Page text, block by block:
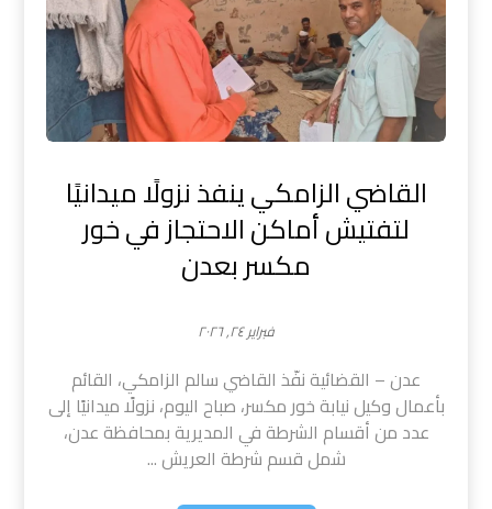
القاضي الزامكي ينفذ نزولًا ميدانيًا
لتفتيش أماكن الاحتجاز في خور
مكسر بعدن
فبراير ٢٤, ٢٠٢٦
عدن – القضائية نفّذ القاضي سالم الزامكي، القائم
بأعمال وكيل نيابة خور مكسر، صباح اليوم، نزولًا ميدانيًا إلى
عدد من أقسام الشرطة في المديرية بمحافظة عدن،
شمل قسم شرطة العريش ...